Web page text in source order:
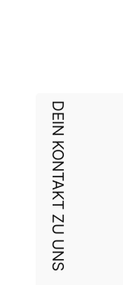
DEIN KONTAKT ZU UNS